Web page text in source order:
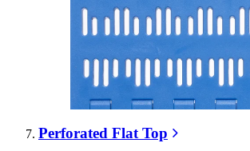
Perforated Flat Top